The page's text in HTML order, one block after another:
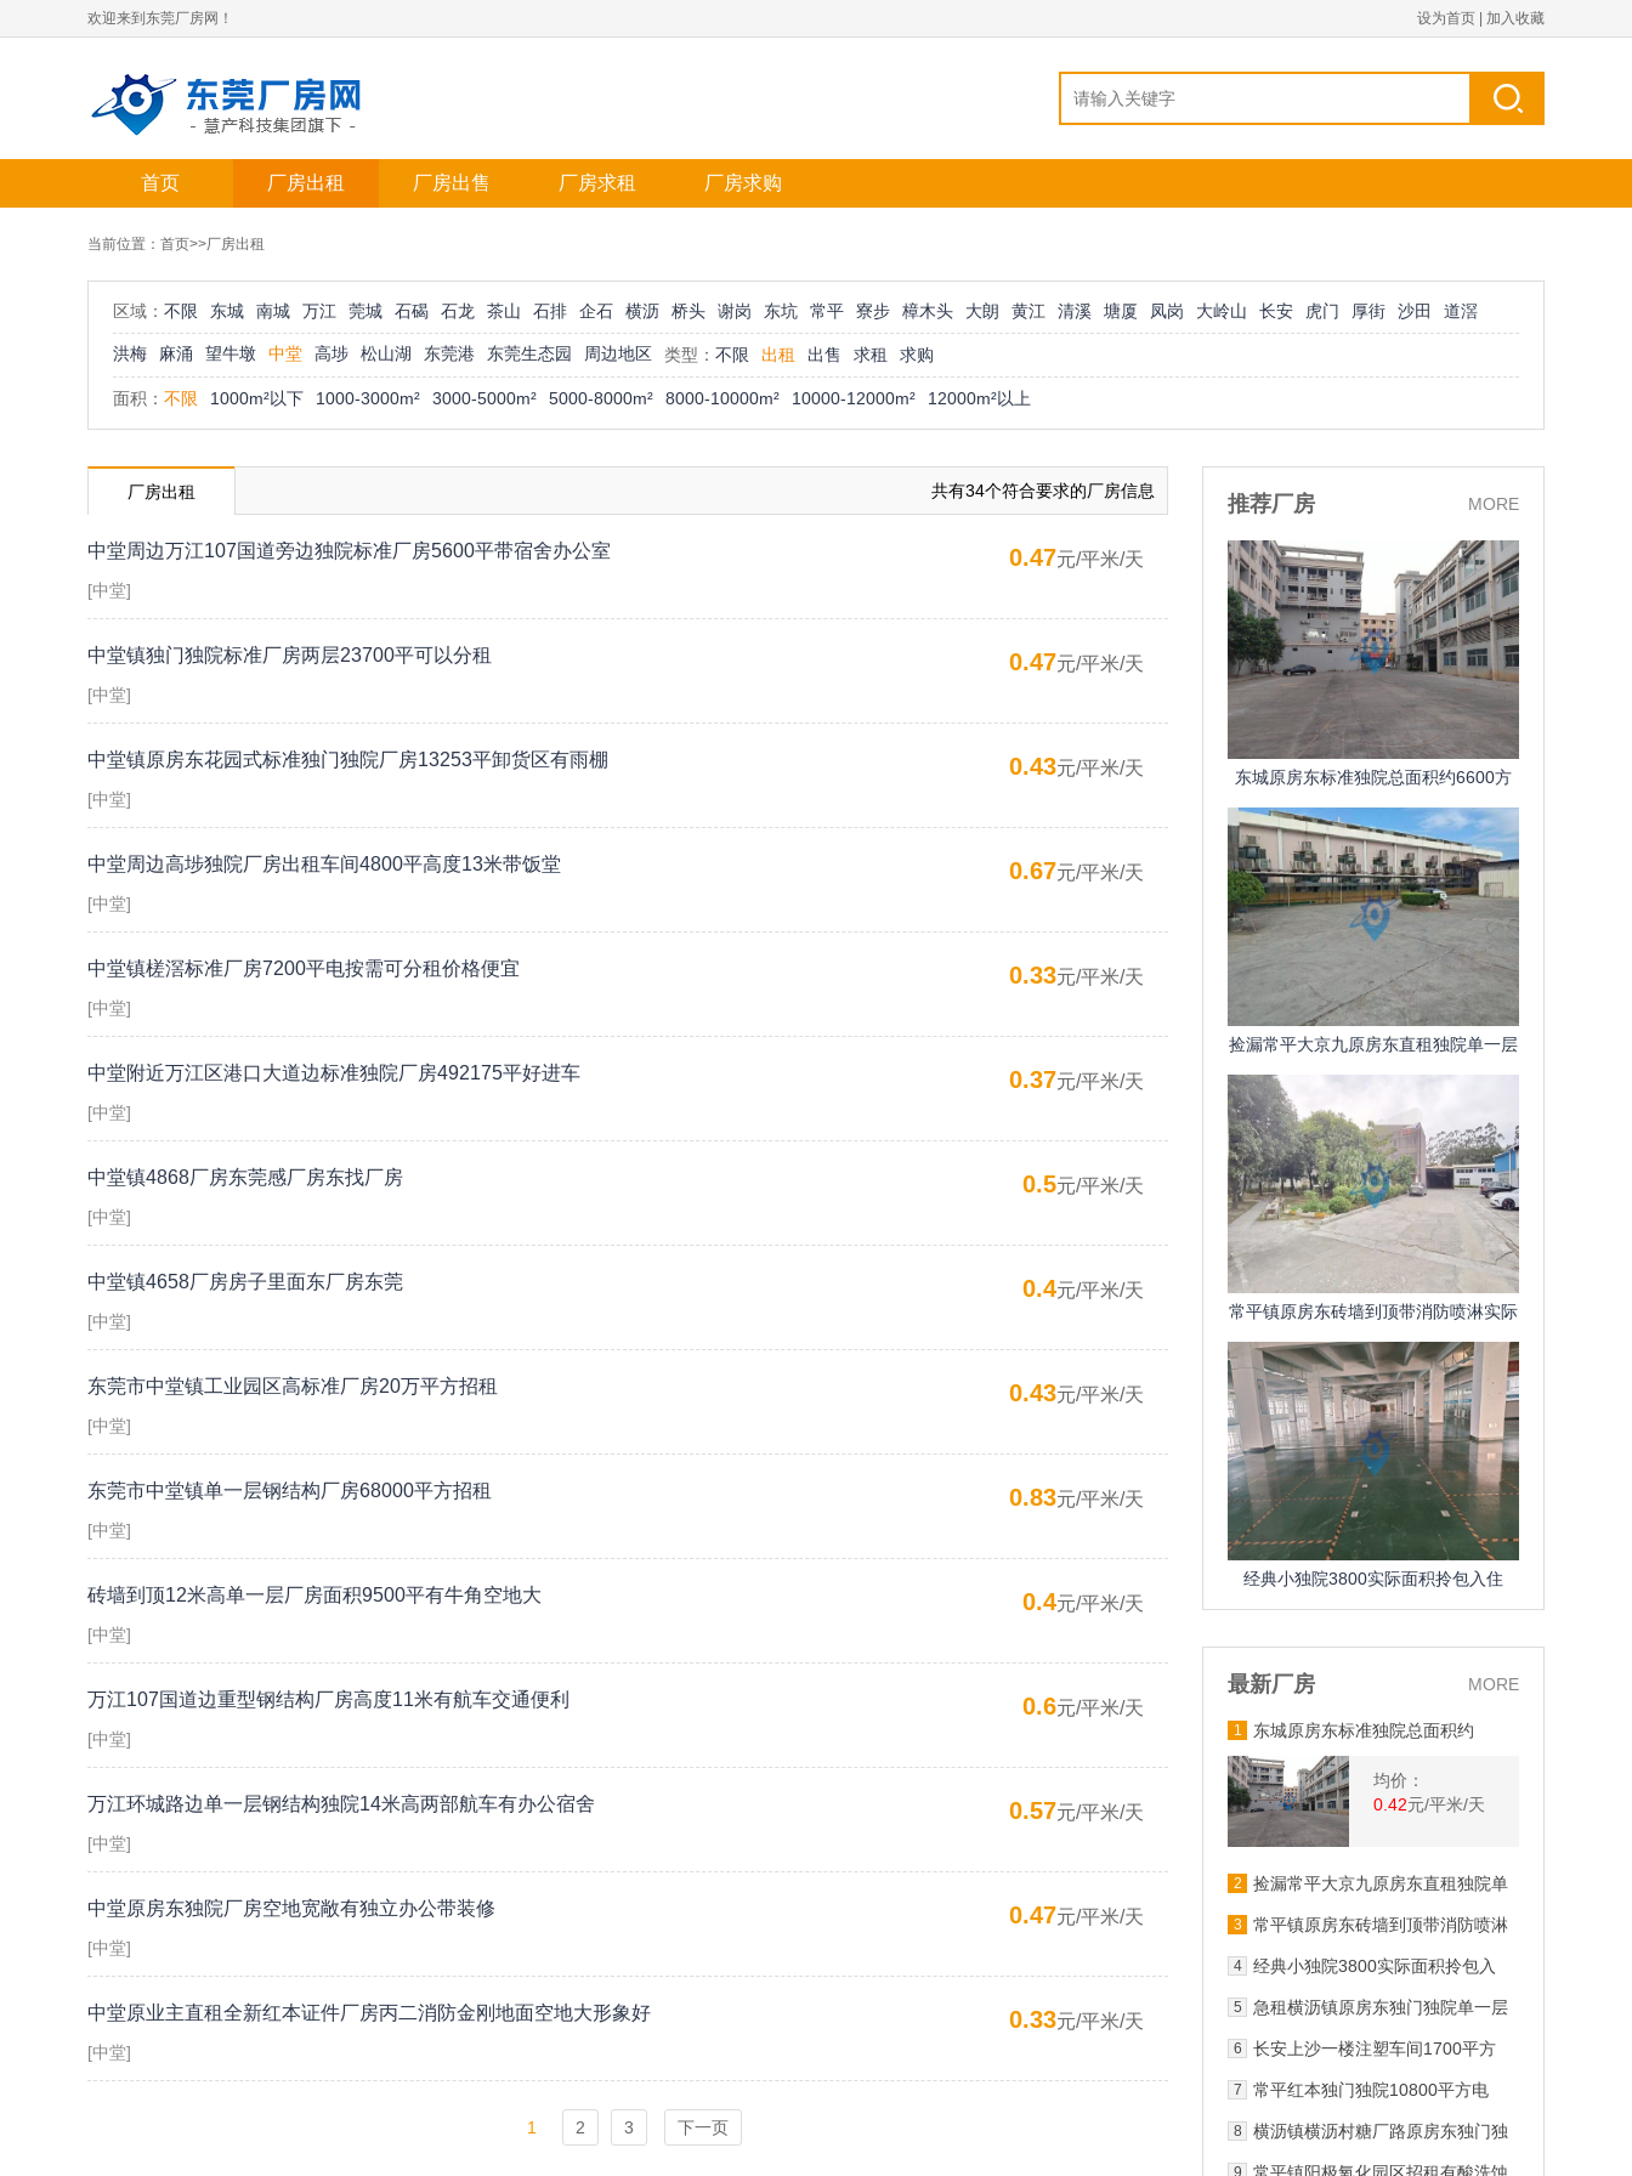
欢迎来到东莞厂房网！ 设为首页 加入收藏
首页 厂房出租 厂房出售 厂房求租 厂房求购
当前位置： 首页>>厂房出租
区域： 不限 东城 南城 万江 莞城 石碣 石龙 茶山 石排 企石 横沥 桥头 谢岗 东坑 常平 寮步 樟木头 大朗 黄江 清溪 塘厦 凤岗 大岭山 长安 虎门 厚街 沙田 道滘
洪梅 麻涌 望牛墩 中堂 高埗 松山湖 东莞港 东莞生态园 周边地区 类型： 不限 出租 出售 求租 求购
面积： 不限 1000m²以下 1000-3000m² 3000-5000m² 5000-8000m² 8000-10000m² 10000-12000m² 12000m²以上
厂房出租 共有34个符合要求的厂房信息
中堂周边万江107国道旁边独院标准厂房5600平带宿舍办公室
[中堂]
0.47元/平米/天
中堂镇独门独院标准厂房两层23700平可以分租
[中堂]
0.47元/平米/天
中堂镇原房东花园式标准独门独院厂房13253平卸货区有雨棚
[中堂]
0.43元/平米/天
中堂周边高埗独院厂房出租车间4800平高度13米带饭堂
[中堂]
0.67元/平米/天
中堂镇槎滘标准厂房7200平电按需可分租价格便宜
[中堂]
0.33元/平米/天
中堂附近万江区港口大道边标准独院厂房492175平好进车
[中堂]
0.37元/平米/天
中堂镇4868厂房东莞感厂房东找厂房
[中堂]
0.5元/平米/天
中堂镇4658厂房房子里面东厂房东莞
[中堂]
0.4元/平米/天
东莞市中堂镇工业园区高标准厂房20万平方招租
[中堂]
0.43元/平米/天
东莞市中堂镇单一层钢结构厂房68000平方招租
[中堂]
0.83元/平米/天
砖墙到顶12米高单一层厂房面积9500平有牛角空地大
[中堂]
0.4元/平米/天
万江107国道边重型钢结构厂房高度11米有航车交通便利
[中堂]
0.6元/平米/天
万江环城路边单一层钢结构独院14米高两部航车有办公宿舍
[中堂]
0.57元/平米/天
中堂原房东独院厂房空地宽敞有独立办公带装修
[中堂]
0.47元/平米/天
中堂原业主直租全新红本证件厂房丙二消防金刚地面空地大形象好
[中堂]
0.33元/平米/天
1 2 3 下一页
推荐厂房 MORE
东城原房东标准独院总面积约6600方
一楼带牛角58米
捡漏常平大京九原房东直租独院单一层
2300平超大空间精装修
常平镇原房东砖墙到顶带消防喷淋实际
面积租金便宜厂房出租可分租
经典小独院3800实际面积拎包入住
最新厂房 MORE
1
东城原房东标准独院总面积约
均价：
0.42元/平米/天
2
捡漏常平大京九原房东直租独院单
3
常平镇原房东砖墙到顶带消防喷淋
4
经典小独院3800实际面积拎包入
5
急租横沥镇原房东独门独院单一层
6
长安上沙一楼注塑车间1700平方
7
常平红本独门独院10800平方电
8
横沥镇横沥村糖厂路原房东独门独
9